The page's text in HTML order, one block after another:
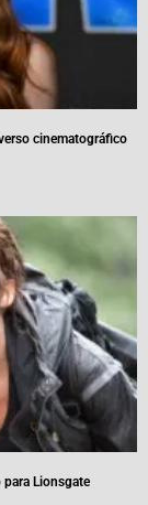
cinematográfico
Lionsgate